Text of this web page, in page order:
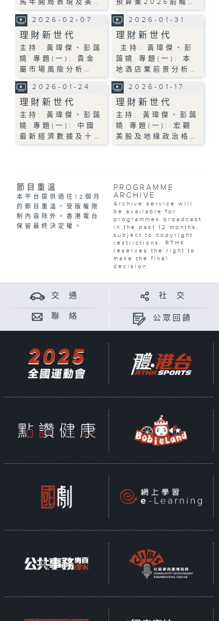
馬年開局表現及美… 預算案2026前瞻…
2026-02-07
理財新世代
主持: 黃瑋傑、彭藹
嬈 專題(一): 貴金
屬市場風險分析…
2026-01-31
理財新世代
主持: 黃瑋傑、彭
藹嬈 專題(一): 本
地酒店業前景分析…
2026-01-24
理財新世代
主持: 黃瑋傑、彭藹
嬈 專題(一): 中國
最新經濟數據及十…
2026-01-17
理財新世代
主持: 黃瑋傑、彭藹
嬈 專題(一): 宏觀
美股及地緣政治格…
節目重溫
本平台提供過往12個月
的節目重溫，受版權限
制內容除外。香港電台
保留最終決定權。
PROGRAMME
ARCHIVE
Archive service will
be available for
programmes broadcast
in the past 12 months,
subject to copyright
restrictions. RTHK
reserves the right to
make the final
decision.
交 通 社 交
聯 絡 公眾回饋